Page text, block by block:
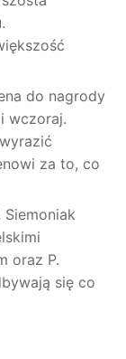
do nagrody
wczoraj.
za to, co
oraz P.
się co